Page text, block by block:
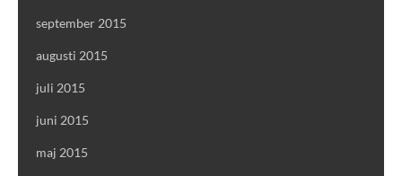
september 2015
augusti 2015
juli 2015
juni 2015
maj 2015